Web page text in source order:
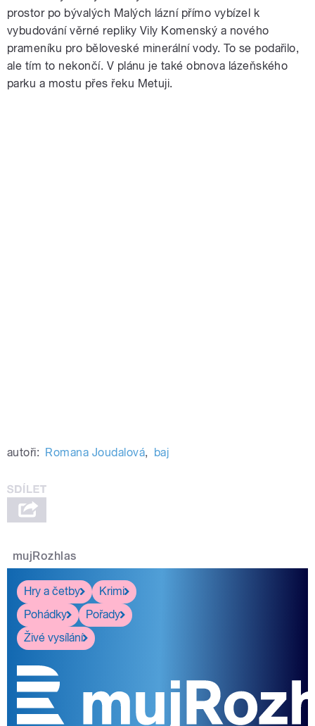
prostor po bývalých Malých lázní přímo vybízel k
vybudování věrné repliky Vily Komenský a nového
prameníku pro běloveské minerální vody. To se podařilo,
ale tím to nekončí. V plánu je také obnova lázeňského
parku a mostu přes řeku Metuji.
autoři: Romana Joudalová, baj
mujRozhlas
Hry a četby
Krimi
Pohádky
Pořady
Živé vysílání